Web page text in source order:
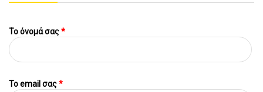
Το όνομά σας*
To email σας*